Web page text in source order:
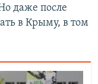
даже после
в Крыму, в том